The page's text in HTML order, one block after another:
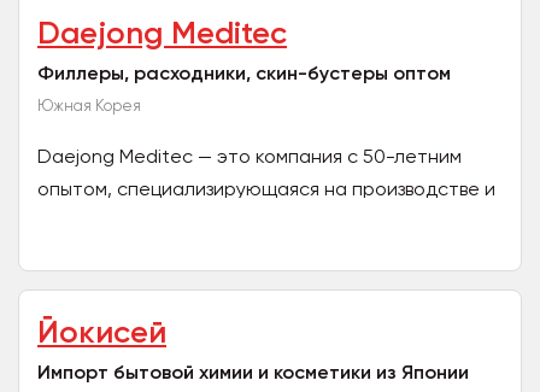
Daejong Meditec
Филлеры, расходники, скин-бустеры оптом
Южная Корея
Daejong Meditec — это компания с 50-летним
опытом, специализирующаяся на производстве и
Йокисей
Импорт бытовой химии и косметики из Японии